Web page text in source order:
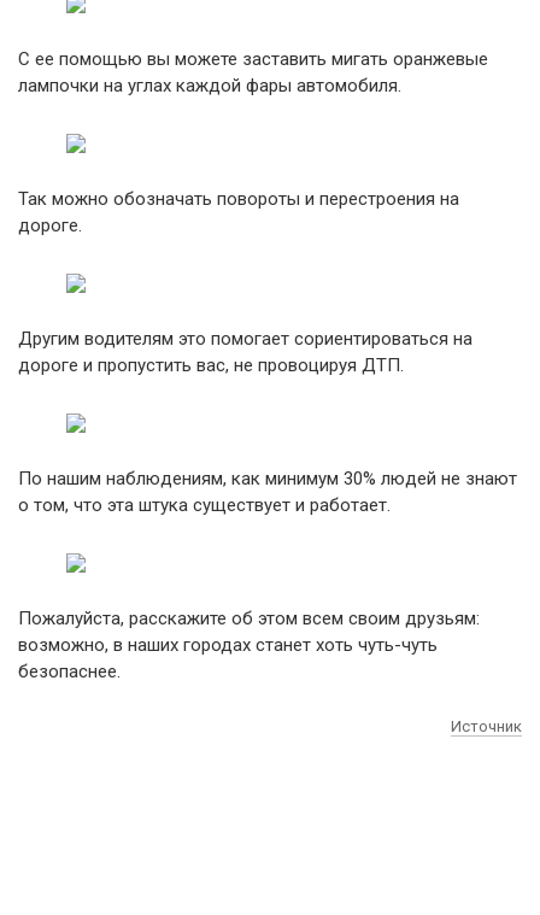
С ее помощью вы можете заставить мигать оранжевые
лампочки на углах каждой фары автомобиля.
Так можно обозначать повороты и перестроения на
дороге.
Другим водителям это помогает сориентироваться на
дороге и пропустить вас, не провоцируя ДТП.
По нашим наблюдениям, как минимум 30% людей не знают
о том, что эта штука существует и работает.
Пожалуйста, расскажите об этом всем своим друзьям:
возможно, в наших городах станет хоть чуть-чуть
безопаснее.
Источник